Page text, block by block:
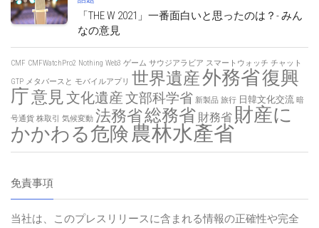
「THE W 2021」一番面白いと思ったのは？- みん
なの意見
CMF CMFWatchPro2 Nothing Web3 ゲーム サウジアラビア スマートウォッチ チャット
GTP メタバースと モバイルアプリ 世界遺産外務省復興
庁意見文化遺産文部科学省 新製品 旅行 日韓文化交流 暗
号通貨 株取引 気候変動 法務省総務省 財務省 財産に
かかわる危険 農林水產省
免責事項
当社は、このプレスリリースに含まれる情報の正確性や完全